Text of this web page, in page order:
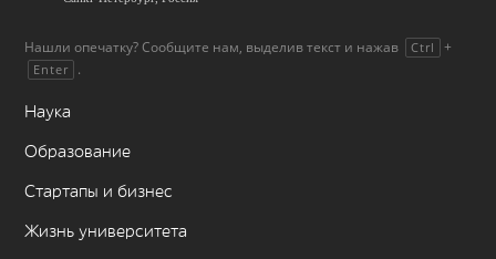
Нашли опечатку? Сообщите нам, выделив текст и нажав Ctrl +
Enter .
Наука
Образование
Стартапы и бизнес
Жизнь университета